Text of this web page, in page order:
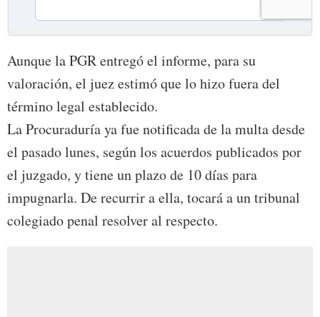
Aunque la PGR entregó el informe, para su
valoración, el juez estimó que lo hizo fuera del
término legal establecido.
La Procuraduría ya fue notificada de la multa desde
el pasado lunes, según los acuerdos publicados por
el juzgado, y tiene un plazo de 10 días para
impugnarla. De recurrir a ella, tocará a un tribunal
colegiado penal resolver al respecto.